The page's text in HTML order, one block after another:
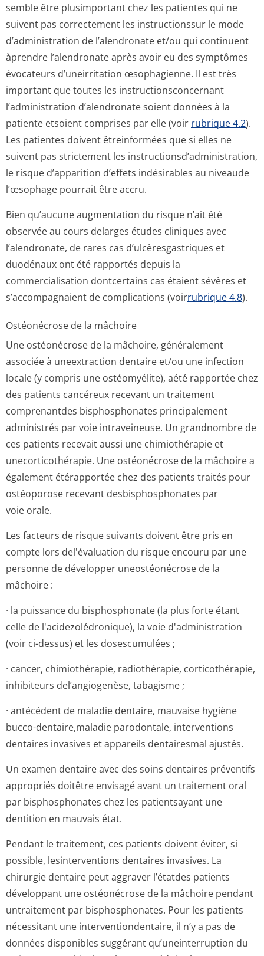
semble être plusimportant chez les patientes qui ne
suivent pas correctement les instructionssur le mode
d’administration de l’alendronate et/ou qui continuent
àprendre l’alendronate après avoir eu des symptômes
évocateurs d’uneirritation œsophagienne. Il est très
important que toutes les instructionscon­cernant
l’administration d’alendronate soient données à la
patiente etsoient comprises par elle (voir rubrique 4.2).
Les patientes doivent êtreinformées que si elles ne
suivent pas strictement les instructionsd’ad­ministration,
le risque d’apparition d’effets indésirables au niveaude
l’œsophage pourrait être accru.
Bien qu’aucune augmentation du risque n’ait été
observée au cours delarges études cliniques avec
l’alendronate, de rares cas d’ulcèresgastriques et
duodénaux ont été rapportés depuis la
commercialisation dontcertains cas étaient sévères et
s’accompagnaient de complications (voirrubrique 4.8).
Ostéonécrose de la mâchoire
Une ostéonécrose de la mâchoire, généralement
associée à uneextraction dentaire et/ou une infection
locale (y compris une ostéomyélite), aété rapportée chez
des patients cancéreux recevant un traitement
comprenantdes bisphosphonates principalement
administrés par voie intraveineuse. Un grandnombre de
ces patients recevait aussi une chimiothérapie et
unecorticothérapie. Une ostéonécrose de la mâchoire a
également étérapportée chez des patients traités pour
ostéoporose recevant desbisphosphonates par
voie orale.
Les facteurs de risque suivants doivent être pris en
compte lors del'évaluation du risque encouru par une
personne de développer uneostéonécrose de la
mâchoire :
· la puissance du bisphosphonate (la plus forte étant
celle de l'acidezolédro­nique), la voie d'administration
(voir ci-dessus) et les dosescumulées ;
· cancer, chimiothérapie, radiothérapie, corticothérapie,
inhibiteurs del’angiogenèse, tabagisme ;
· antécédent de maladie dentaire, mauvaise hygiène
bucco-dentaire,maladie parodontale, interventions
dentaires invasives et appareils dentairesmal ajustés.
Un examen dentaire avec des soins dentaires préventifs
appropriés doitêtre envisagé avant un traitement oral
par bisphosphonates chez les patientsayant une
dentition en mauvais état.
Pendant le traitement, ces patients doivent éviter, si
possible, lesinterventions dentaires invasives. La
chirurgie dentaire peut aggraver l’étatdes patients
développant une ostéonécrose de la mâchoire pendant
untraitement par bisphosphonates. Pour les patients
nécessitant une interventionden­taire, il n’y a pas de
données disponibles suggérant qu’uneinterruption du